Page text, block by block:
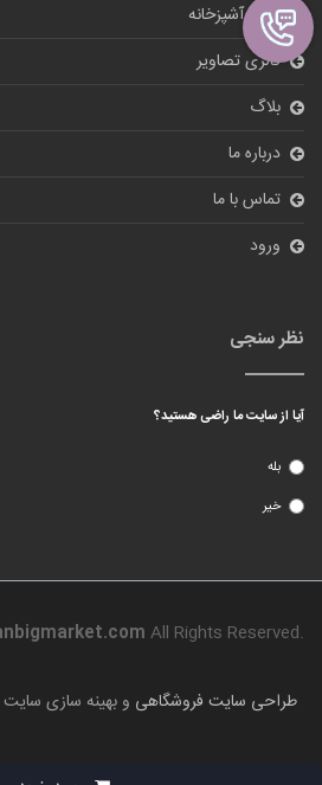
لوازم آشپزخانه
گالری تصاویر
بلاگ
درباره ما
تماس با ما
ورود
نظر سنجی
آیا از سایت ما راضی هستید؟
بله
خیر
All Rights Reserved.
طراحی سایت فروشگاهی و بهینه سازی